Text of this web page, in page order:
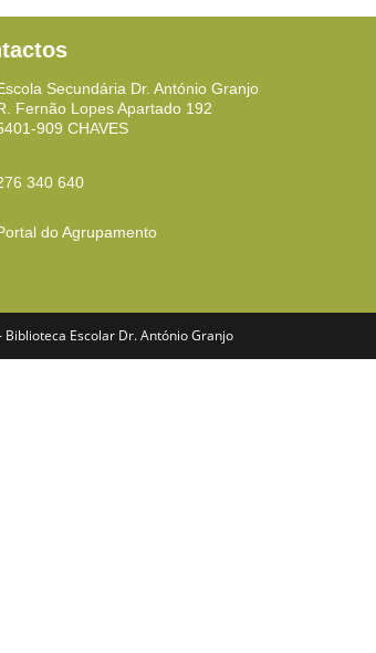
Secundária Dr. António Granjo
Fernão Lopes Apartado 192
909 CHAVES
340 640
do Agrupamento
Biblioteca Escolar Dr. António Granjo